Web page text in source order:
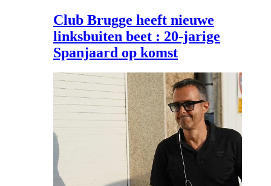
Club Brugge heeft nieuwe
linksbuiten beet : 20-jarige
Spanjaard op komst